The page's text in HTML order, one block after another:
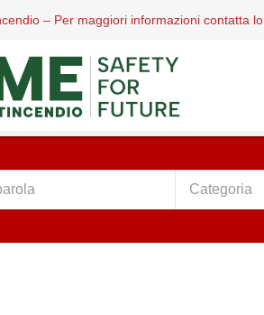
– Per maggiori informazioni contatta lo
Categoria